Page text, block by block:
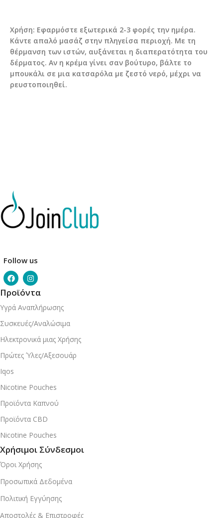
Χρήση: Εφαρμόστε εξωτερικά 2-3 φορές την ημέρα.
Κάντε απαλό μασάζ στην πληγείσα περιοχή. Με τη
θέρμανση των ιστών, αυξάνεται η διαπερατότητα του
δέρματος. Αν η κρέμα γίνει σαν βούτυρο, βάλτε το
μπουκάλι σε μια κατσαρόλα με ζεστό νερό, μέχρι να
ρευστοποιηθεί.
Follow us
Προϊόντα
Υγρά Αναπλήρωσης
Συσκευές/Αναλώσιμα
Ηλεκτρονικά μιας Χρήσης
Πρώτες Ύλες/Αξεσουάρ
Iqos
Nicotine Pouches
Προϊόντα Καπνού
Προϊόντα CBD
Nicotine Pouches
Χρήσιμοι Σύνδεσμοι
Όροι Χρήσης
Προσωπικά Δεδομένα
Πολιτική Εγγύησης
Αποστολές & Επιστροφές